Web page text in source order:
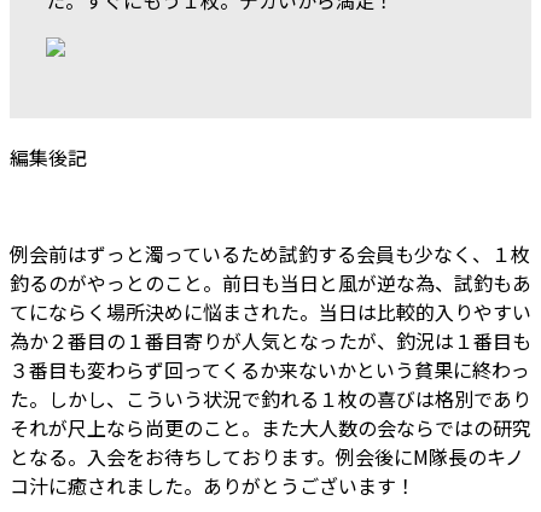
編集後記
例会前はずっと濁っているため試釣する会員も少なく、１枚
釣るのがやっとのこと。前日も当日と風が逆な為、試釣もあ
てにならく場所決めに悩まされた。当日は比較的入りやすい
為か２番目の１番目寄りが人気となったが、釣況は１番目も
３番目も変わらず回ってくるか来ないかという貧果に終わっ
た。しかし、こういう状況で釣れる１枚の喜びは格別であり
それが尺上なら尚更のこと。また大人数の会ならではの研究
となる。入会をお待ちしております。例会後にM隊長のキノ
コ汁に癒されました。ありがとうございます！